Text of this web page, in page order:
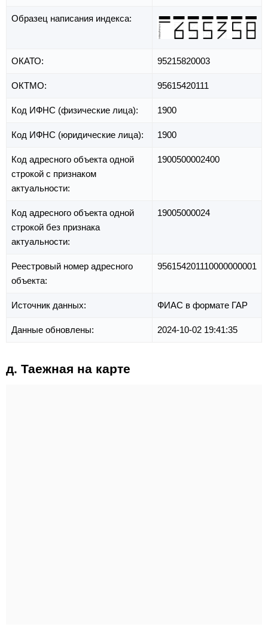
Образец написания индекса:
ОКАТО: 95215820003
ОКТМО: 95615420111
Код ИФНС (физические лица): 1900
Код ИФНС (юридические лица): 1900
Код адресного объекта одной
строкой с признаком
актуальности:
1900500002400
Код адресного объекта одной
строкой без признака
актуальности:
19005000024
Реестровый номер адресного
объекта:
956154201110000000001
Источник данных: ФИАС в формате ГАР
Данные обновлены: 2024-10-02 19:41:35
д. Таежная на карте